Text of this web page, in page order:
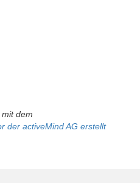
dem
der activeMind AG erstellt